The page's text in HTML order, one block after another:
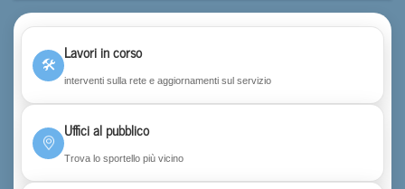
🛠
Lavori in corso
interventi sulla rete e aggiornamenti sul servizio
Uffici al pubblico
Trova lo sportello più vicino